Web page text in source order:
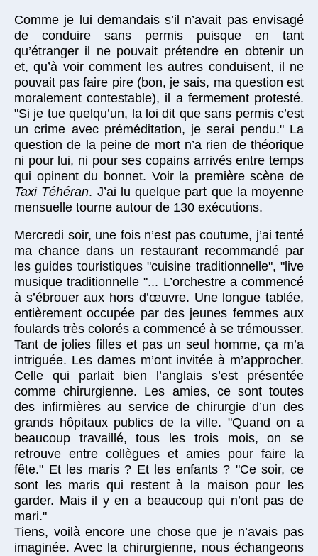
Comme je lui demandais s’il n’avait pas envisagé
de conduire sans permis puisque en tant
qu’étranger il ne pouvait prétendre en obtenir un
et, qu’à voir comment les autres conduisent, il ne
pouvait pas faire pire (bon, je sais, ma question est
moralement contestable), il a fermement protesté.
"Si je tue quelqu’un, la loi dit que sans permis c’est
un crime avec préméditation, je serai pendu." La
question de la peine de mort n’a rien de théorique
ni pour lui, ni pour ses copains arrivés entre temps
qui opinent du bonnet. Voir la première scène de
Taxi Téhéran. J’ai lu quelque part que la moyenne
mensuelle tourne autour de 130 exécutions.
Mercredi soir, une fois n’est pas coutume, j’ai tenté
ma chance dans un restaurant recommandé par
les guides touristiques "cuisine traditionnelle", "live
musique traditionnelle "... L’orchestre a commencé
à s’ébrouer aux hors d’œuvre. Une longue tablée,
entièrement occupée par des jeunes femmes aux
foulards très colorés a commencé à se trémousser.
Tant de jolies filles et pas un seul homme, ça m’a
intriguée. Les dames m’ont invitée à m’approcher.
Celle qui parlait bien l’anglais s’est présentée
comme chirurgienne. Les amies, ce sont toutes
des infirmières au service de chirurgie d’un des
grands hôpitaux publics de la ville. "Quand on a
beaucoup travaillé, tous les trois mois, on se
retrouve entre collègues et amies pour faire la
fête." Et les maris ? Et les enfants ? "Ce soir, ce
sont les maris qui restent à la maison pour les
garder. Mais il y en a beaucoup qui n’ont pas de
mari."
Tiens, voilà encore une chose que je n’avais pas
imaginée. Avec la chirurgienne, nous échangeons